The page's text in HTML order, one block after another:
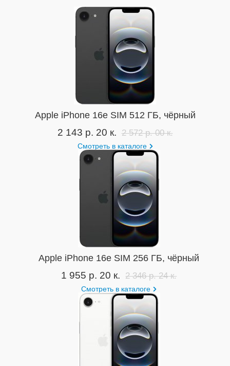
Apple iPhone 16e SIM 512 ГБ, чёрный
2 143 р. 20 к. 2 572 р. 00 к.
Смотреть в каталоге
Apple iPhone 16e SIM 256 ГБ, чёрный
1 955 р. 20 к. 2 346 р. 24 к.
Смотреть в каталоге